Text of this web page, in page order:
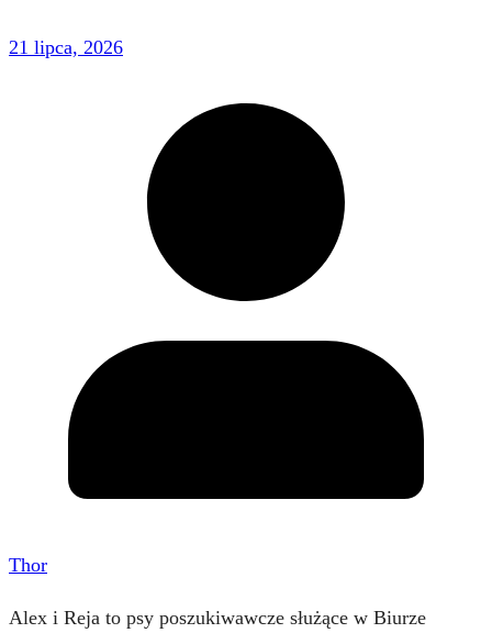
21 lipca, 2026
Thor
Alex i Reja to psy poszukiwawcze służące w Biurze